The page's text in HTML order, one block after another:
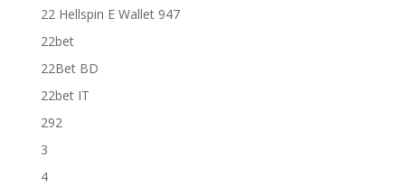
22 Hellspin E Wallet 947
22bet
22Bet BD
22bet IT
292
3
4